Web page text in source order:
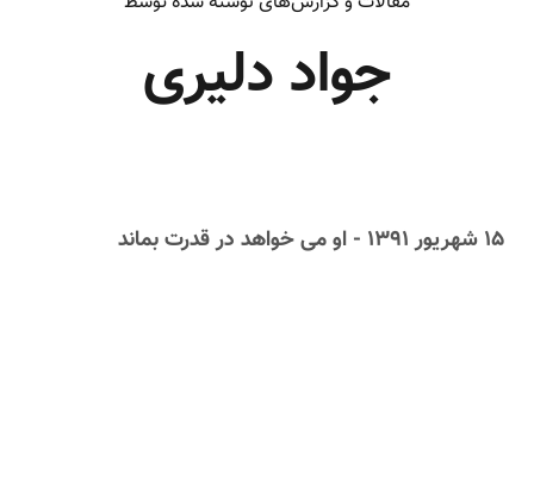
جواد دلیری
۱۵ شهریور ۱۳۹۱ - او می خواهد در قدرت بماند